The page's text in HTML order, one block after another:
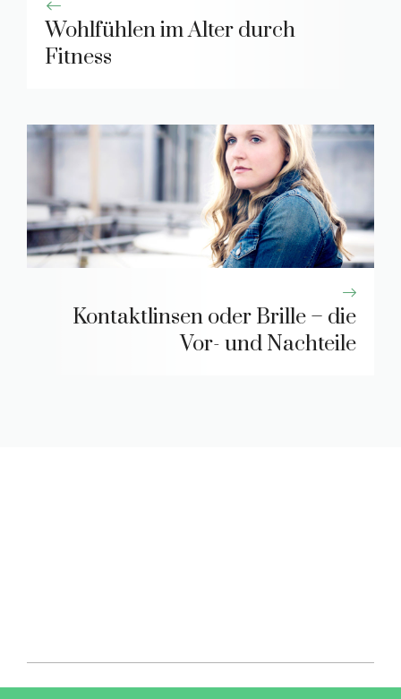
Wohlfühlen im Alter durch
Fitness
Kontaktlinsen oder Brille – die
Vor- und Nachteile